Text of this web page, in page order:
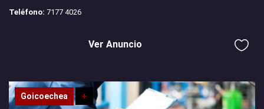
Teléfono: 7177 4026
Ver Anuncio
Goicoechea +